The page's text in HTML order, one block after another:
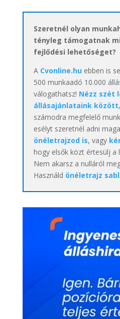
Szeretnél olyan
tényleg támogatnak
fejlődési lehetőséget?
A Cvonline.huebben is
500 munkaadó 10.000
válogathatsz! Nézz szét
állásajánlataink között
számodra megfelelő
esélyt szeretnél adni
önéletrajzod is, vagy
hogy elsők közt értesülj a
Nem akarsz a nulláról
Használd önéletrajz